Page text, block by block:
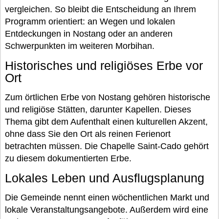
vergleichen. So bleibt die Entscheidung an Ihrem
Programm orientiert: an Wegen und lokalen
Entdeckungen in Nostang oder an anderen
Schwerpunkten im weiteren Morbihan.
Historisches und religiöses Erbe vor
Ort
Zum örtlichen Erbe von Nostang gehören historische
und religiöse Stätten, darunter Kapellen. Dieses
Thema gibt dem Aufenthalt einen kulturellen Akzent,
ohne dass Sie den Ort als reinen Ferienort
betrachten müssen. Die Chapelle Saint-Cado gehört
zu diesem dokumentierten Erbe.
Lokales Leben und Ausflugsplanung
Die Gemeinde nennt einen wöchentlichen Markt und
lokale Veranstaltungsangebote. Außerdem wird eine